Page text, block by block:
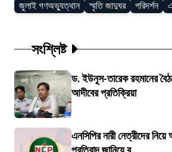
জুলাই গণঅভ্যুত্থান স্মৃতি জাদুঘর পরিদর্শন
সংশ্লিষ্ট
ড. ইউনূস-তারেক রহমানের
আদীবের প্রতিক্রিয়া
এনসিপির নারী নেত্রীদের নিয়ে